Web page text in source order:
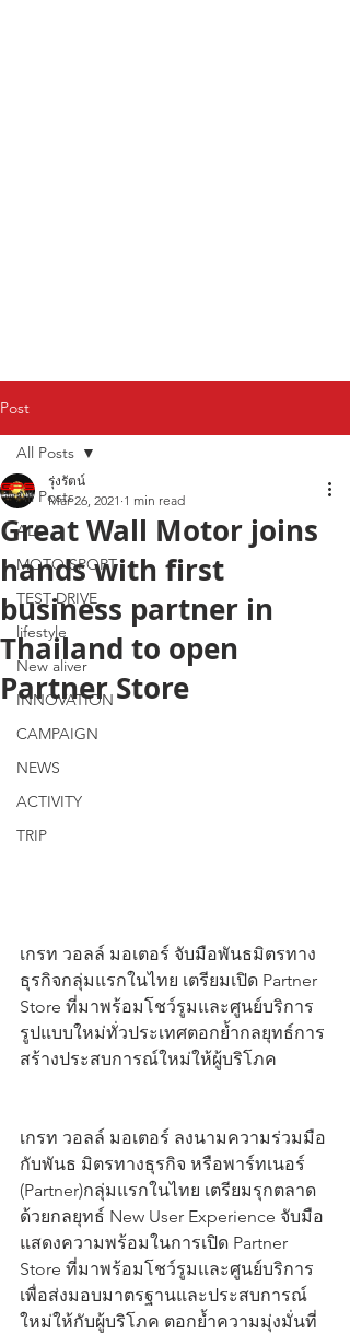
Post
All Posts
ALL
MOTO SPORT
TEST DRIVE
lifestyle
New aliver
INNOVATION
CAMPAIGN
NEWS
ACTIVITY
TRIP
All Posts
Great Wall Motor joins
hands with first
business partner in
Thailand to open
Partner Store
รุ่งรัตน์
Mar 26, 2021 1 min read
เกรท วอลล์ มอเตอร์ จับมือพันธมิตรทาง
ธุรกิจกลุ่มแรกในไทย เตรียมเปิด Partner
Store ที่มาพร้อมโชว์รูมและศูนย์บริการ
รูปแบบใหม่ทั่วประเทศตอกย้ำกลยุทธ์การ
สร้างประสบการณ์ใหม่ให้ผู้บริโภค
เกรท วอลล์ มอเตอร์ ลงนามความร่วมมือ
กับพันธ มิตรทางธุรกิจ หรือพาร์ทเนอร์
(Partner)กลุ่มแรกในไทย เตรียมรุกตลาด
ด้วยกลยุทธ์ New User Experience จับมือ
แสดงความพร้อมในการเปิด Partner
Store ที่มาพร้อมโชว์รูมและศูนย์บริการ
เพื่อส่งมอบมาตรฐานและประสบการณ์
ใหม่ให้กับผู้บริโภค ตอกย้ำความมุ่งมั่นที่